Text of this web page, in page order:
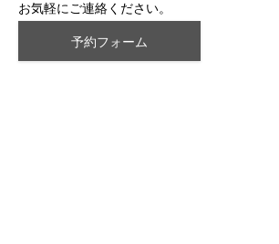
お気軽にご連絡ください。
予約フォーム